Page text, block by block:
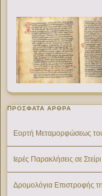
ΠΡΌΣΦΑΤΑ ΆΡΘΡΑ
Εορτή Μεταμορφώσεως
Ιερές Παρακλήσεις σε
Δρομολόγια Επιστροφής